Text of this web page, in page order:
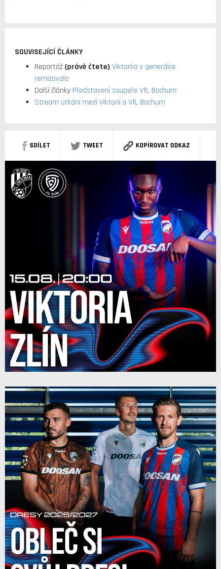
SOUVISEJÍCÍ ČLÁNKY
Reportáž (právě čtete) Viktorka v generálce
remizovala
Další články Představení soupeře VfL Bochum
Stream utkání mezi Viktorií a VfL Bochum
SDÍLET TWEET KOPÍROVAT ODKAZ